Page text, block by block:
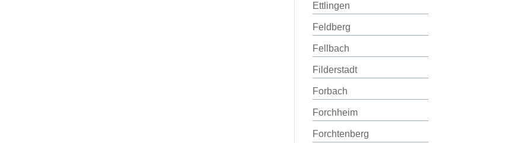
Ettlingen
Feldberg
Fellbach
Filderstadt
Forbach
Forchheim
Forchtenberg